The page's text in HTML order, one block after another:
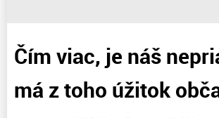
Čím viac, je náš
má z toho úžitok